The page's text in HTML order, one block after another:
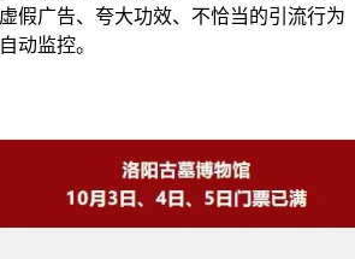
假广告、夸大功效、不恰当的引流行为
动监控。